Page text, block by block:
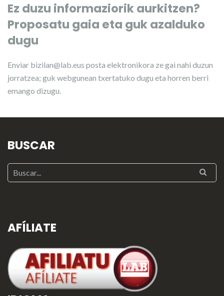
Ez duzu informaziorik aurkitzen?
Proposatu gaia eta guk azalduko
dugu
Enviar bizilan@lab.eus posta elektronikora ze gai nahi duzun
jorratzea; guk webgunean txertatuko dugu eta horren berri
emango dizugu.
BUSCAR
AFÍLIATE